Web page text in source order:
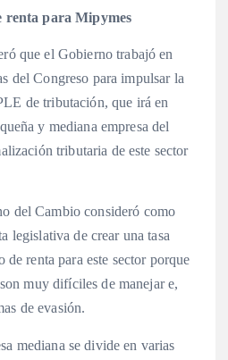
renta para Mipymes
que el Gobierno trabajó en
del Congreso para impulsar la
de tributación, que irá en
y mediana empresa del
tributaria de este sector
del Cambio consideró como
legislativa de crear una tasa
renta para este sector porque
muy difíciles de manejar e,
de evasión.
mediana se divide en varias